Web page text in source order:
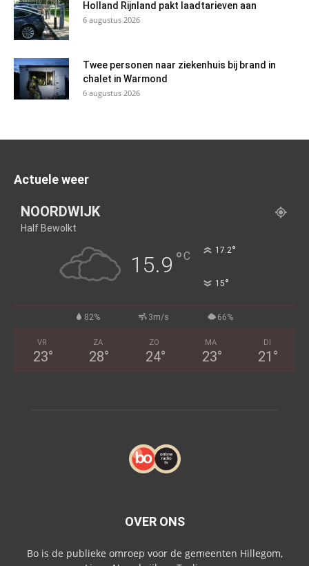
Holland Rijnland pakt laadtarieven aan
6 augustus 2026
Twee personen naar ziekenhuis bij brand in
chalet in Warmond
6 augustus 2026
Actuele weer
NOORDWIJK
Half Bewolkt
15.9 °C 17.2°
15°
82% 3m/s 66%
VR
23°
ZA
28°
ZO
24°
MA
23°
DI
21 °
OVER ONS
Bo is de publieke omroep voor de gemeenten Hillegom,